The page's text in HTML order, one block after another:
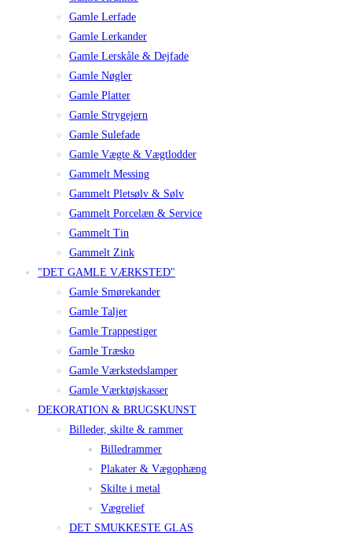
Gamle Lerfade
Gamle Lerkander
Gamle Lerskåle & Dejfade
Gamle Nøgler
Gamle Platter
Gamle Strygejern
Gamle Sulefade
Gamle Vægte & Vægtlodder
Gammelt Messing
Gammelt Pletsølv & Sølv
Gammelt Porcelæn & Service
Gammelt Tin
Gammelt Zink
"DET GAMLE VÆRKSTED"
Gamle Smørekander
Gamle Taljer
Gamle Trappestiger
Gamle Træsko
Gamle Værkstedslamper
Gamle Værktøjskasser
DEKORATION & BRUGSKUNST
Billeder, skilte & rammer
Billedrammer
Plakater & Vægophæng
Skilte i metal
Vægrelief
DET SMUKKESTE GLAS